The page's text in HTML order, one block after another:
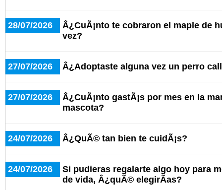
28/07/2026
Â¿CuÃ¡nto te cobraron el maple de
vez?
27/07/2026 Â¿Adoptaste alguna vez un perro
27/07/2026
Â¿CuÃ¡nto gastÃ¡s por mes en la
mascota?
24/07/2026 Â¿QuÃ© tan bien te cuidÃ¡s?
24/07/2026
Si pudieras regalarte algo hoy para
de vida, Â¿quÃ© elegirÃ­as?